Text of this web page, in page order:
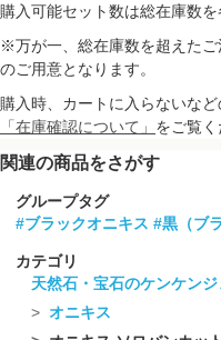
購入可能セット数は総在庫数
※万が一、総在庫数を超えた
のご用意となります。
購入時、カートに入らないなど
「在庫確認について」 をご覧く
関連の商品をさがす
グループタグ
#ブラックオニキス #黒（ブ
カテゴリ
天然石・宝石のケンケン
オニキス